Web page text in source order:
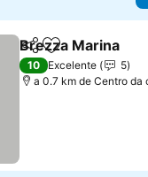
PartilharAdicionar aos
Brezza Marina
10 Excelente
5
a 0.7 km de Centro da